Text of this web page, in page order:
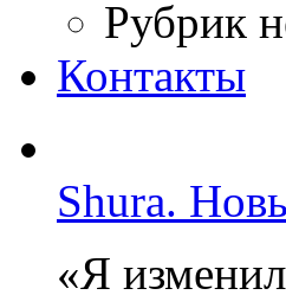
Рубрик
Контакты
Shura.
«Я